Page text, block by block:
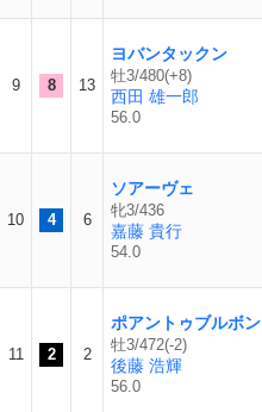
9 8 13
ヨバンタックン
牡3/480(+8)
西田 雄一郎
56.0
10 4 6
ソアーヴェ
牝3/436
嘉藤 貴行
54.0
11 2 2
ポアントゥブルボン
牡3/472(-2)
後藤 浩輝
56.0